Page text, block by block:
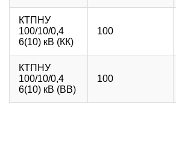
КТПНУ
100/10/0,4
6(10) кВ (КК)
100
КТПНУ
100/10/0,4
6(10) кВ (ВВ)
100